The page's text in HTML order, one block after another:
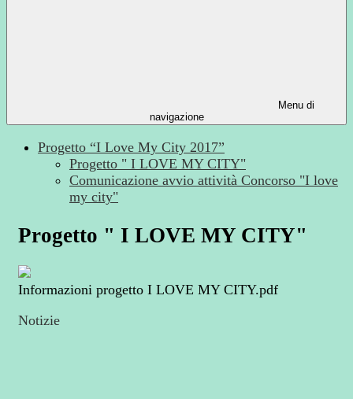
Menu di
navigazione
Progetto “I Love My City 2017”
Progetto " I LOVE MY CITY"
Comunicazione avvio attività Concorso "I love
my city"
Progetto " I LOVE MY CITY"
Informazioni progetto I LOVE MY CITY.pdf
Notizie